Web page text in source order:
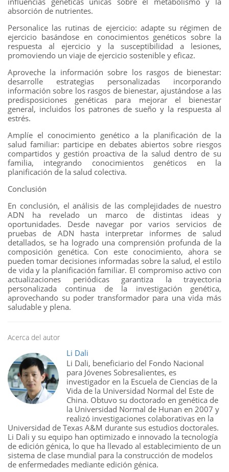
absorción de nutrientes.
Personalice las rutinas de ejercicio: adapte su régimen de
ejercicio basándose en conocimientos genéticos sobre la
respuesta al ejercicio y la susceptibilidad a lesiones,
promoviendo un viaje de ejercicio sostenible y eficaz.
Aproveche la información sobre los rasgos de bienestar:
desarrolle estrategias personalizadas incorporando
información sobre los rasgos de bienestar, ajustándose a las
predisposiciones genéticas para mejorar el bienestar
general, incluidos los patrones de sueño y la respuesta al
estrés.
Amplíe el conocimiento genético a la planificación de la
salud familiar: participe en debates abiertos sobre riesgos
compartidos y gestión proactiva de la salud dentro de su
familia, integrando conocimientos genéticos en la
planificación de la salud colectiva.
Conclusión
En conclusión, el análisis de las complejidades de nuestro
ADN ha revelado un marco de distintas ideas y
oportunidades. Desde navegar por varios servicios de
pruebas de ADN hasta interpretar informes de salud
detallados, se ha logrado una comprensión profunda de la
composición genética. Con este conocimiento, ahora se
pueden tomar decisiones informadas sobre la salud, el estilo
de vida y la planificación familiar. El compromiso activo con
actualizaciones periódicas garantiza la trayectoria
personalizada continua de la investigación genética,
aprovechando su poder transformador para una vida más
saludable y plena.
Acerca del autor
Li Dali
Li Dali, beneficiario del Fondo Nacional
para Jóvenes Sobresalientes, es
investigador en la Escuela de Ciencias de la
Vida de la Universidad Normal del Este de
China. Obtuvo su doctorado en genética de
la Universidad Normal de Hunan en 2007 y
realizó investigaciones colaborativas en la
Universidad de Texas A&M durante sus estudios doctorales.
Li Dali y su equipo han optimizado e innovado la tecnología
de edición génica, lo que ha llevado al establecimiento de un
sistema de clase mundial para la construcción de modelos
de enfermedades mediante edición génica.